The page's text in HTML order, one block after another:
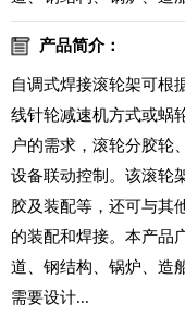
产品简介：
自调式焊接滚轮架可根
线针轮减速机方式或蜗
户的需求，滚轮分胶轮
设备联动控制。该滚轮
胶及装配等，还可与其
的装配和焊接。本产品
道、钢结构、锅炉、造
需要设计...